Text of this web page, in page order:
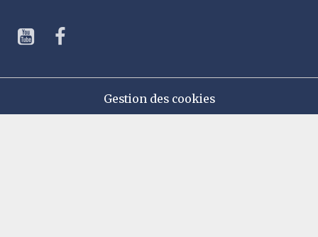
Gestion des cookies